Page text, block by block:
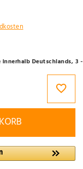
Deutschlands, 3